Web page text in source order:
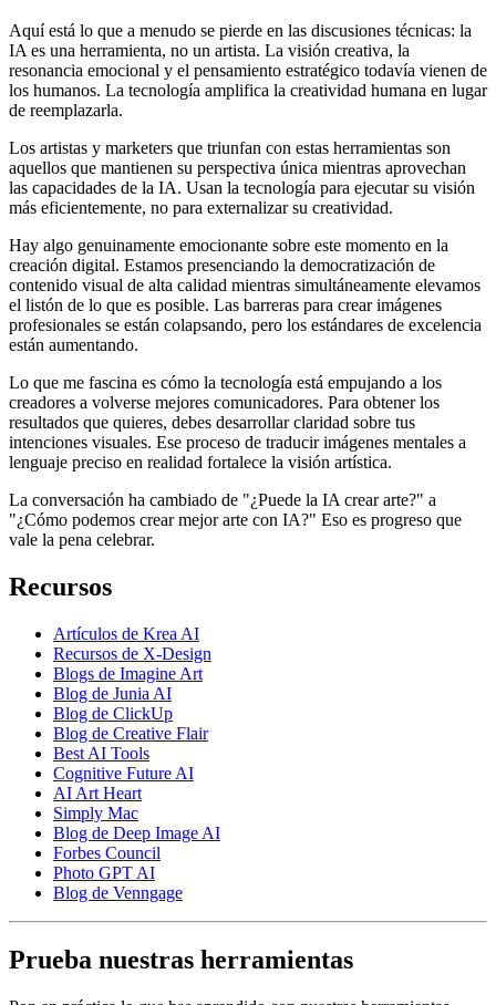
Aquí está lo que a menudo se pierde en las discusiones técnicas: la
IA es una herramienta, no un artista. La visión creativa, la
resonancia emocional y el pensamiento estratégico todavía vienen de
los humanos. La tecnología amplifica la creatividad humana en lugar
de reemplazarla.
Los artistas y marketers que triunfan con estas herramientas son
aquellos que mantienen su perspectiva única mientras aprovechan
las capacidades de la IA. Usan la tecnología para ejecutar su visión
más eficientemente, no para externalizar su creatividad.
Hay algo genuinamente emocionante sobre este momento en la
creación digital. Estamos presenciando la democratización de
contenido visual de alta calidad mientras simultáneamente elevamos
el listón de lo que es posible. Las barreras para crear imágenes
profesionales se están colapsando, pero los estándares de excelencia
están aumentando.
Lo que me fascina es cómo la tecnología está empujando a los
creadores a volverse mejores comunicadores. Para obtener los
resultados que quieres, debes desarrollar claridad sobre tus
intenciones visuales. Ese proceso de traducir imágenes mentales a
lenguaje preciso en realidad fortalece la visión artística.
La conversación ha cambiado de "¿Puede la IA crear arte?" a
"¿Cómo podemos crear mejor arte con IA?" Eso es progreso que
vale la pena celebrar.
Recursos
Artículos de Krea AI
Recursos de X-Design
Blogs de Imagine Art
Blog de Junia AI
Blog de ClickUp
Blog de Creative Flair
Best AI Tools
Cognitive Future AI
AI Art Heart
Simply Mac
Blog de Deep Image AI
Forbes Council
Photo GPT AI
Blog de Venngage
Prueba nuestras herramientas